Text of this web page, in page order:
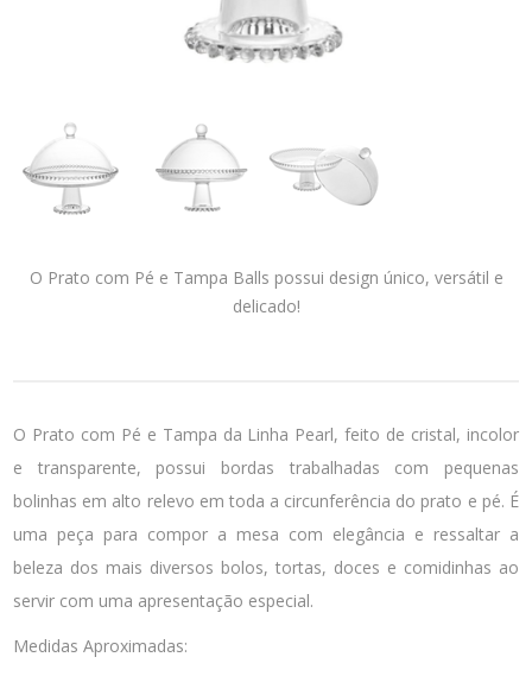
O Prato com Pé e Tampa Balls possui design único, versátil e
delicado!
O Prato com Pé e Tampa da Linha Pearl, feito de cristal, incolor
e transparente, possui bordas trabalhadas com pequenas
bolinhas em alto relevo em toda a circunferência do prato e pé. É
uma peça para compor a mesa com elegância e ressaltar a
beleza dos mais diversos bolos, tortas, doces e comidinhas ao
servir com uma apresentação especial.
Medidas Aproximadas: